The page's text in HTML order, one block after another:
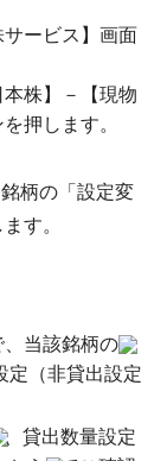
サービス】画面
本株】－【現物
押します。
柄の「設定変
す。
、当該銘柄の
定（非貸出設定
、貸出数量設定